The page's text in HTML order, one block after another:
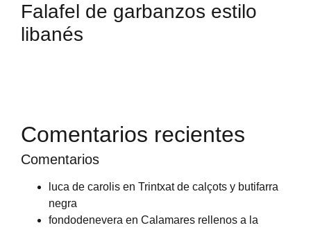
Falafel de garbanzos estilo
libanés
Comentarios recientes
Comentarios
luca de carolis en Trintxat de calçots y butifarra
negra
fondodenevera en Calamares rellenos a la